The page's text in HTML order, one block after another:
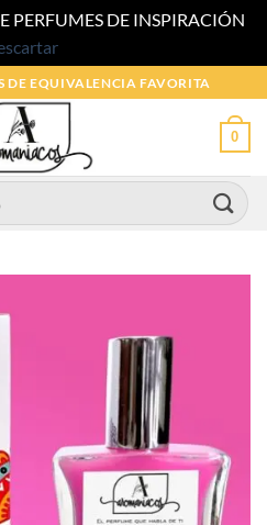
PERFUMES DE INSPIRACIÓN
DE EQUIVALENCIA FAVORITA
0